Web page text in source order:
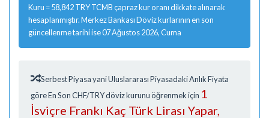
Kuru = 58,842 TRY TCMB çapraz kur oranı dikkate alınarak
hesaplanmıştır. Merkez Bankası Döviz kurlarının en son
güncellenme tarihi ise 07 Ağustos 2026, Cuma
Serbest Piyasa yani Uluslararası Piyasadaki Anlık Fiyata
göre En Son CHF/TRY döviz kurunu öğrenmek için 1
İsviçre Frankı Kaç Türk Lirası Yapar,